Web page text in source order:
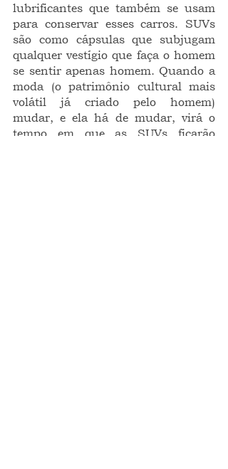
lubrificantes que também se usam
para conservar esses carros. SUVs
são como cápsulas que subjugam
qualquer vestígio que faça o homem
se sentir apenas homem. Quando a
moda (o patrimônio cultural mais
volátil já criado pelo homem)
mudar, e ela há de mudar, virá o
tempo em que as SUVs ficarão